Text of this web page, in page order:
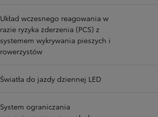
Układ wczesnego reagowania w
razie ryzyka zderzenia (PCS) z
systemem wykrywania pieszych i
rowerzystów
Światła do jazdy dziennej LED
System ograniczania